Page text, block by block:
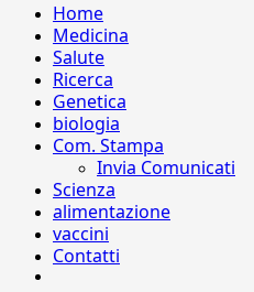
Home
Medicina
Salute
Ricerca
Genetica
biologia
Com. Stampa
Invia Comunicati
Scienza
alimentazione
vaccini
Contatti